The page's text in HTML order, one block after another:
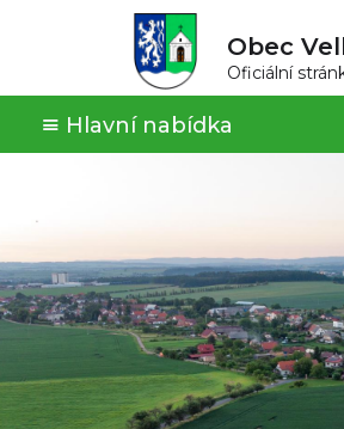
Obec
Oficiální
Hlavní nabídka